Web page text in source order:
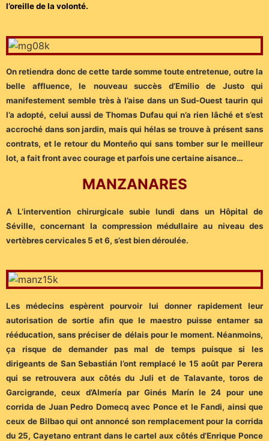
l’oreille de la volonté.
On retiendra donc de cette tarde somme toute entretenue, outre la
belle affluence, le
nouveau succès d’Emilio de Justo qui
manifestement semble très à l’aise dans un Sud-Ouest taurin qui
l’a adopté, celui aussi de Thomas Dufau qui n’a rien lâché et s’est
accroché dans son jardin, mais qui hélas se trouve à présent sans
contrats, et le retour du Monteño qui sans tomber sur le meilleur
lot, a fait front avec courage et parfois une certaine aisance…
MANZANARES
A L’intervention chirurgicale subie lundi dans un Hôpital de
Séville, concernant la compression médullaire au niveau des
vertèbres cervicales 5 et 6, s’est bien déroulée.
Les médecins espèrent pourvoir lui donner rapidement leur
autorisation de sortie afin que le maestro puisse entamer sa
rééducation, sans préciser de délais pour le moment. Néanmoins,
ça risque de demander pas mal de temps puisque si les
dirigeants de San Sebastián l’ont remplacé le 15 août par Perera
qui se retrouvera aux côtés du Juli et de Talavante, toros de
Garcigrande, ceux d’Almería par Ginés Marín le 24 pour une
corrida de Juan Pedro Domecq avec Ponce et le Fandi, ainsi que
ceux de Bilbao qui ont annoncé son remplacement pour la corrida
du 25, Cayetano entrant dans le cartel aux côtés d’Enrique Ponce